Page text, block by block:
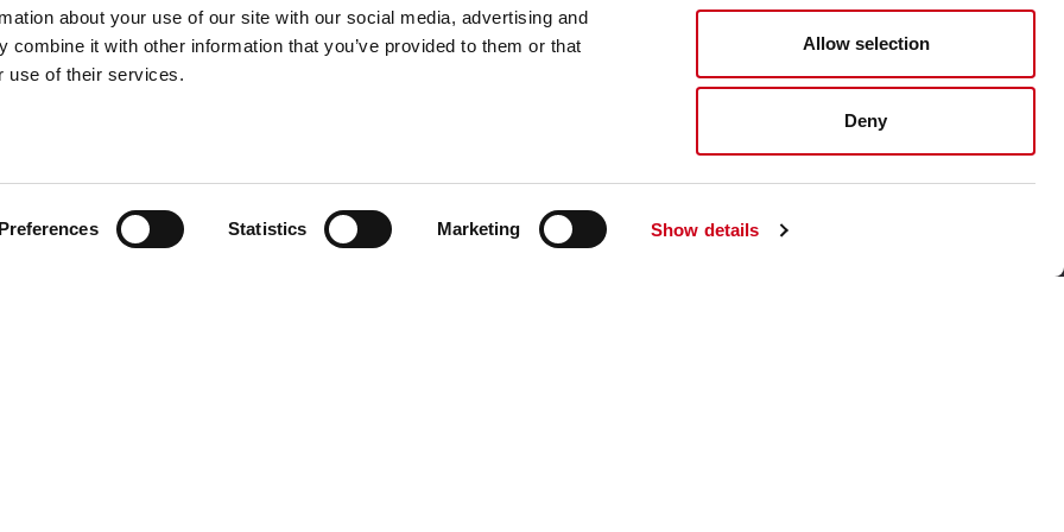
about your use of our site with our social media, advertising and
combine it with other information that you’ve provided to them or that
use of their services.
Preferences Statistics Marketing Show details
Allow selection
Deny